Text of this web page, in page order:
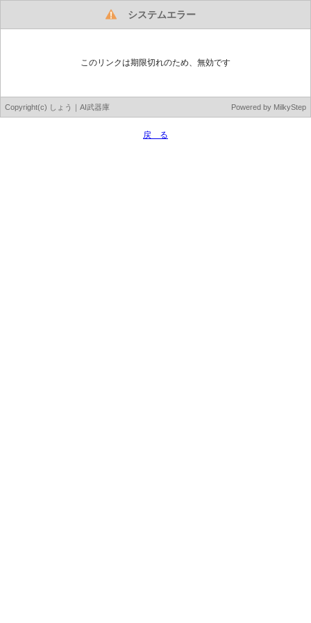
システムエラー
このリンクは期限切れのため、無効です
Copyright(c) しょう｜AI武器庫 Powered by MilkyStep
戻 る